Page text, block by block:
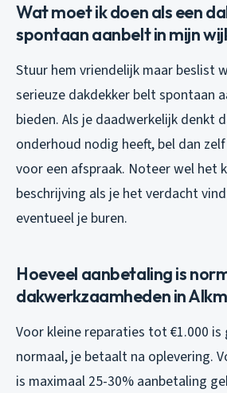
Wat moet ik doen als een
spontaan aanbelt in mijn
Stuur hem vriendelijk maar beslist
serieuze dakdekker belt spontaan
bieden. Als je daadwerkelijk denkt
onderhoud nodig heeft, bel dan
voor een afspraak. Noteer wel het
beschrijving als je het verdacht
eventueel je buren.
Hoeveel aanbetaling is
dakwerkzaamheden in
Voor kleine reparaties tot €1.000 is
normaal, je betaalt na oplevering.
is maximaal 25-30% aanbetaling